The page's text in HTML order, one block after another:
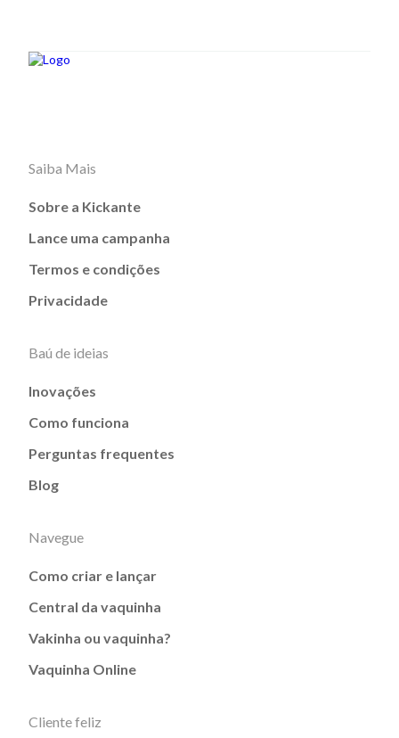
Saiba Mais
Sobre a Kickante
Lance uma campanha
Termos e condições
Privacidade
Baú de ideias
Inovações
Como funciona
Perguntas frequentes
Blog
Navegue
Como criar e lançar
Central da vaquinha
Vakinha ou vaquinha?
Vaquinha Online
Cliente feliz